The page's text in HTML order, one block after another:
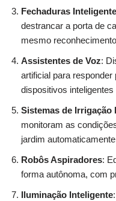
Fechaduras
destrancar a porta de
mesmo
Assistentes de Voz:
artificial para
dispositivos
Sistemas de Irrigação
monitoram as
jardim
Robôs Aspiradores:
forma autônoma, com
Iluminação Inteligente